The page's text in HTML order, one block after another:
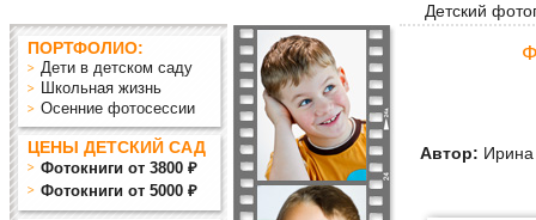
Детский
ПОРТФОЛИО:
Дети в детском саду
Школьная жизнь
Осенние фотосессии
ЦЕНЫ ДЕТСКИЙ САД
Фотокниги от 3800 ₽
Фотокниги от 5000 ₽
Автор: Ирина